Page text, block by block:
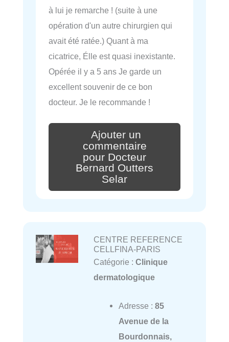
à lui je remarche ! (suite à une
opération d'un autre chirurgien qui
avait été ratée.) Quant à ma
cicatrice, Élle est quasi inexistante.
Opérée il y a 5 ans Je garde un
excellent souvenir de ce bon
docteur. Je le recommande !
Ajouter un
commentaire
pour Docteur
Bernard Outters
Selar
CENTRE REFERENCE
CELLFINA-PARIS
Catégorie : Clinique
dermatologique
Adresse : 85
Avenue de la
Bourdonnais,